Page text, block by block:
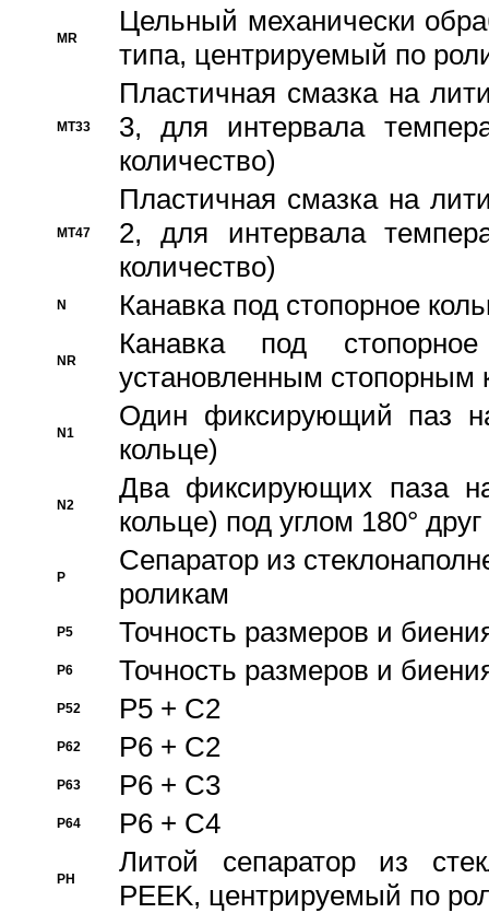
MR
Цельный механически
типа, центрируемый по
MT33
Пластичная смазка на
3, для интервала
количество)
MT47
Пластичная смазка на
2, для интервала
количество)
N Канавка под стопорное
NR
Канавка под
установленным стопорным
N1
Один фиксирующий паз
кольце)
N2
Два фиксирующих паза
кольце) под углом 180° друг
P
Cепаратор из
роликам
P5 Точность размеров и
P6 Точность размеров и
P52 P5 + C2
P62 P6 + C2
P63 P6 + C3
P64 P6 + C4
PH
Литой сепаратор из
PEEK, центрируемый по